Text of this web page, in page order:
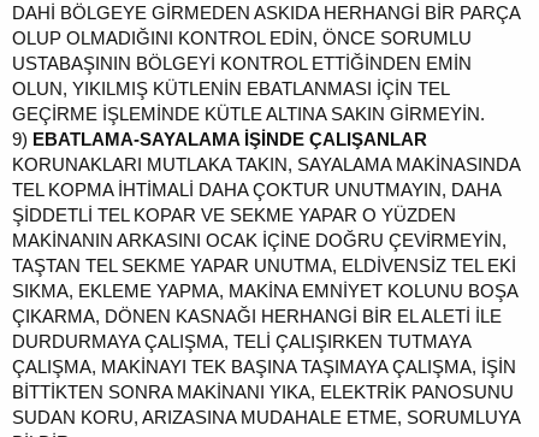
DAHİ BÖLGEYE GİRMEDEN ASKIDA HERHANGİ BİR PARÇA
OLUP OLMADIĞINI KONTROL EDİN, ÖNCE SORUMLU
USTABAŞININ BÖLGEYİ KONTROL ETTİĞİNDEN EMİN
OLUN, YIKILMIŞ KÜTLENİN EBATLANMASI İÇİN TEL
GEÇİRME İŞLEMİNDE KÜTLE ALTINA SAKIN GİRMEYİN.
9) EBATLAMA-SAYALAMA İŞİNDE ÇALIŞANLAR
KORUNAKLARI MUTLAKA TAKIN, SAYALAMA MAKİNASINDA
TEL KOPMA İHTİMALİ DAHA ÇOKTUR UNUTMAYIN, DAHA
ŞİDDETLİ TEL KOPAR VE SEKME YAPAR O YÜZDEN
MAKİNANIN ARKASINI OCAK İÇİNE DOĞRU ÇEVİRMEYİN,
TAŞTAN TEL SEKME YAPAR UNUTMA, ELDİVENSİZ TEL EKİ
SIKMA, EKLEME YAPMA, MAKİNA EMNİYET KOLUNU BOŞA
ÇIKARMA, DÖNEN KASNAĞI HERHANGİ BİR EL ALETİ İLE
DURDURMAYA ÇALIŞMA, TELİ ÇALIŞIRKEN TUTMAYA
ÇALIŞMA, MAKİNAYI TEK BAŞINA TAŞIMAYA ÇALIŞMA, İŞİN
BİTTİKTEN SONRA MAKİNANI YIKA, ELEKTRİK PANOSUNU
SUDAN KORU, ARIZASINA MUDAHALE ETME, SORUMLUYA